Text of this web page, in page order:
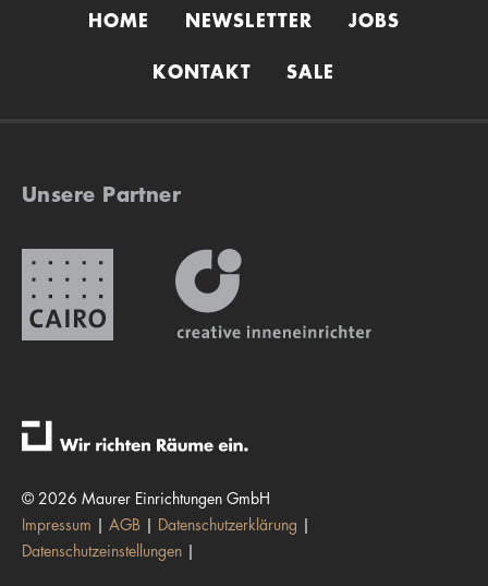
HOME NEWSLETTER JOBS
KONTAKT SALE
Unsere Partner
© 2026 Maurer Einrichtungen GmbH
Impressum
AGB
Datenschutzerklärung
Datenschutzeinstellungen